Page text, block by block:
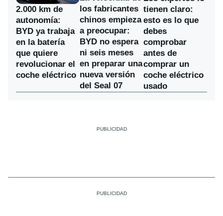
2.000 km de
autonomía:
BYD ya trabaja
en la batería
que quiere
revolucionar el
coche eléctrico
los fabricantes
chinos empieza
a preocupar:
BYD no espera
ni seis meses
en preparar una
nueva versión
del Seal 07
tienen claro:
esto es lo que
debes
comprobar
antes de
comprar un
coche eléctrico
usado